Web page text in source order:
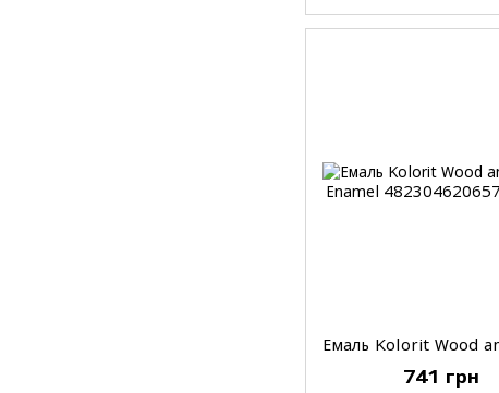
741 грн